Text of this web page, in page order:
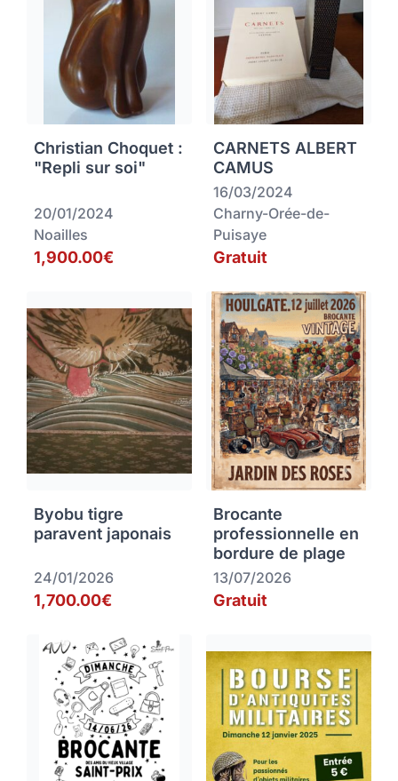
Christian Choquet :
"Repli sur soi"
20/01/2024
Noailles
1,900.00€
CARNETS ALBERT
CAMUS
16/03/2024
Charny-Orée-de-
Puisaye
Gratuit
Byobu tigre
paravent japonais
24/01/2026
1,700.00€
Brocante
professionnelle en
bordure de plage
13/07/2026
Gratuit